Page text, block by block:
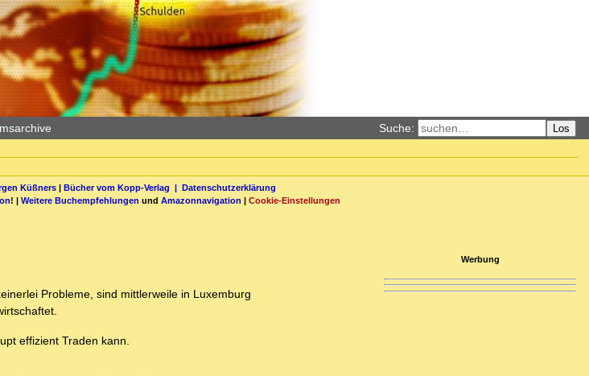
Suche: Los
Küßners| Bücher vom Kopp-Verlag | Datenschutzerklärung
! | Weitere Buchempfehlungen und Amazonnavigation | Cookie-Einstellungen
Probleme, sind mittlerweile in Luxemburg
effizient Traden kann.
Werbung